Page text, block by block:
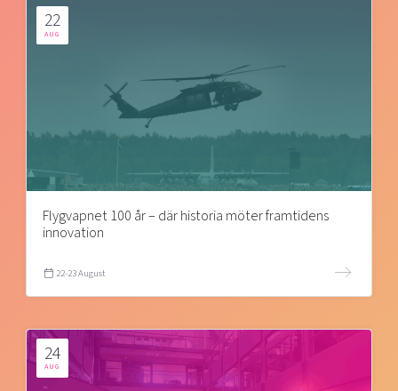
22
AUG
Flygvapnet 100 år – där historia möter framtidens
innovation
22-23 August
24
AUG